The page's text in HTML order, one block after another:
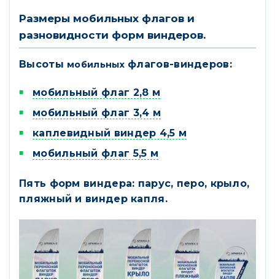
Размеры мобильных флагов и
разновидности форм виндеров.
Высоты мобильныхфлагов-виндеров:
мобильный флаг 2,8 м
мобильный флаг 3,4 м
каплевидный виндер 4,5 м
мобильный флаг 5,5 м
Пять форм виндера: парус, перо, крыло,
пляжный и виндер капля.